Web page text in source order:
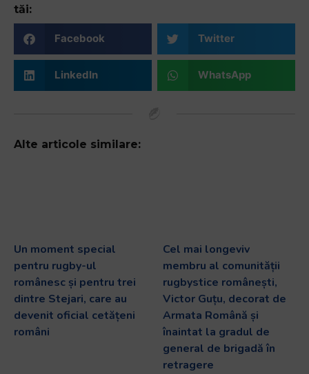
tăi:
Facebook Twitter
LinkedIn WhatsApp
Alte articole similare:
Un moment special
pentru rugby-ul
românesc și pentru trei
dintre Stejari, care au
devenit oficial cetățeni
români
Cel mai longeviv
membru al comunității
rugbystice românești,
Victor Guțu, decorat de
Armata Română și
înaintat la gradul de
general de brigadă în
retragere